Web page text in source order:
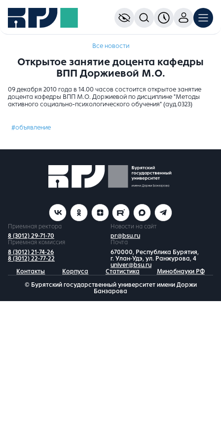
Все новости
Открытое занятие доцента кафедры
ВПП Доржиевой М.О.
09 декабря 2010 года в 14.00 часов состоится открытое занятие
доцента кафедры ВПП М.О. Доржиевой по дисциплине "Методы
активного социально-психологического обучения" (ауд.0323)
#объявление
Приемная ректора
8 (3012) 29-71-70
Новости на сайт
pr@bsu.ru
Приемная комиссия
8 (3012) 21-74-26
8 (3012) 22-77-22
Почта
670000, Республика Бурятия,
г. Улан-Удэ, ул. Ранжурова, 4
univer@bsu.ru
Контакты
Корпуса Статистика Минобнауки РФ
© Бурятский государственный университет имени Доржи
Банзарова